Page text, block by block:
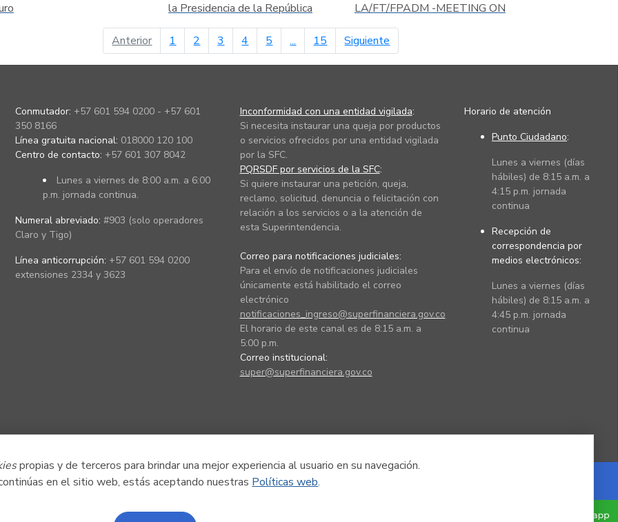
propias y de terceros para brindar una mejor experiencia al usuario en su navegación.
en el sitio web, estás aceptando nuestras Políticas web.
la Presidencia de la República
LA/FT/FPADM -MEETING ON
Anteriorpágina anterior
1 2 3 4 5 ... 15 Siguiente
Conmutador: +57 601 594 0200 - +57 601
350 8166
Línea gratuita nacional: 018000 120 100
Centro de contacto: +57 601 307 8042
Lunes a viernes de 8:00 a.m. a 6:00
p.m. jornada continua.
Numeral abreviado: #903 (solo operadores
Claro y Tigo)
Línea anticorrupción: +57 601 594 0200
extensiones 2334 y 3623
Inconformidad con una entidad vigilada:
Si necesita instaurar una queja por productos
o servicios ofrecidos por una entidad vigilada
por la SFC.
PQRSDF por servicios de la SFC:
Si quiere instaurar una petición, queja,
reclamo, solicitud, denuncia o felicitación con
relación a los servicios o a la atención de
esta Superintendencia.
Correo para notificaciones judiciales:
Para el envío de notificaciones judiciales
únicamente está habilitado el correo
electrónico
notificaciones_ingreso@superfinanciera.gov.co
El horario de este canal es de 8:15 a.m. a
5:00 p.m.
Correo institucional:
super@superfinanciera.gov.co
Horario de atención
Punto Ciudadano:
Lunes a viernes (días
hábiles) de 8:15 a.m. a
4:15 p.m. jornada
continua
Recepción de
correspondencia por
medios electrónicos:
Lunes a viernes (días
hábiles) de 8:15 a.m. a
4:45 p.m. jornada
continua
Powered by Nexura